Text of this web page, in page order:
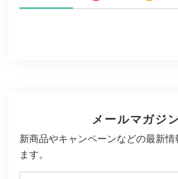
メールマガジン
新商品やキャンペーンなどの最新情
ます。